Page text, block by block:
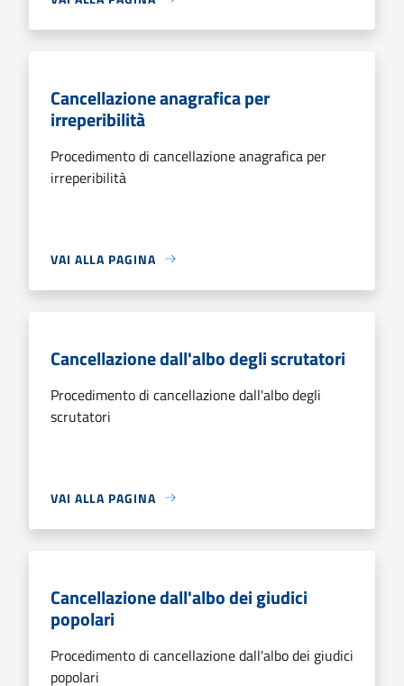
Cancellazione anagrafica per
irreperibilità
Procedimento di cancellazione anagrafica per
irreperibilità
VAI ALLA PAGINA
Cancellazione dall'albo degli scrutatori
Procedimento di cancellazione dall'albo degli
scrutatori
VAI ALLA PAGINA
Cancellazione dall'albo dei giudici
popolari
Procedimento di cancellazione dall'albo dei giudici
popolari